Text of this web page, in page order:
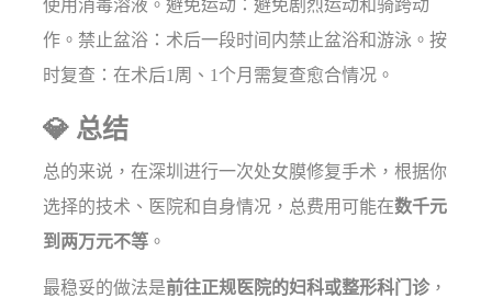
使用消毒溶液。避免运动：避免剧烈运动和骑跨动
作。禁止盆浴：术后一段时间内禁止盆浴和游泳。按
时复查：在术后1周、1个月需复查愈合情况。
💎 总结
总的来说，在深圳进行一次处女膜修复手术，根据你
选择的技术、医院和自身情况，总费用可能在数千元
到两万元不等 。
最稳妥的做法是前往正规医院的妇科或整形科门诊，